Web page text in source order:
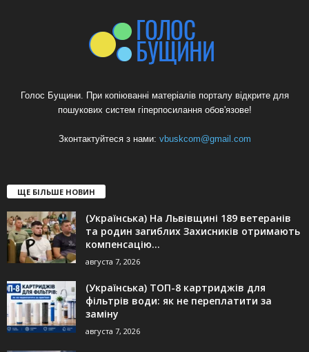
Голос Бущини. При копіюванні матеріалів порталу відкрите для
пошукових систем гіперпосилання обов'язове!
Зконтактуйтеся з нами: vbuskcom@gmail.com
ЩЕ БІЛЬШЕ НОВИН
(Українська) На Львівщині 189 ветеранів
та родин загиблих Захисників отримають
компенсацію...
августа 7, 2026
(Українська) ТОП-8 картриджів для
фільтрів води: як не переплатити за
заміну
августа 7, 2026